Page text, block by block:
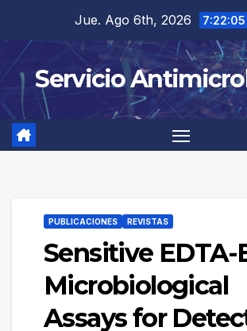
contenido
Jue. Ago 6th, 2026 7:22:05
Servicio
PUBLICACIONES REVISTAS
Sensitive EDTA-
Microbiological
Assays for